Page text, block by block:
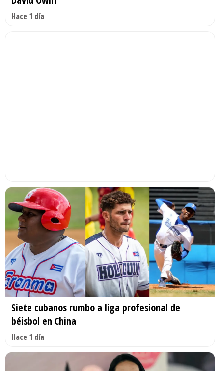
Hace 1 día
Siete cubanos rumbo a liga profesional de
béisbol en China
Hace 1 día